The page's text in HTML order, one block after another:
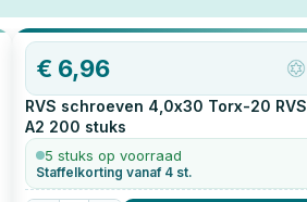
€ 6,96
RVS schroeven 4,0x30 Torx-20 RVS
A2 200 stuks
5 stuks op voorraad
Staffelkorting vanaf 4 st.